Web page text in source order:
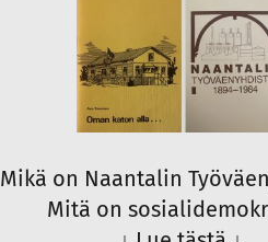
Mikä on Naantalin
Mitä on